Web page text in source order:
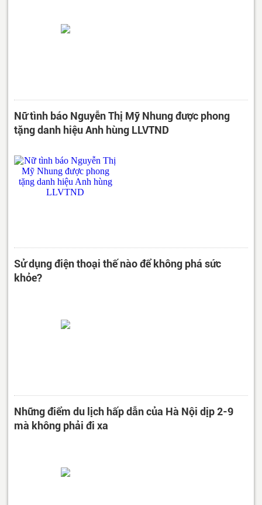
Nữ tình báo Nguyễn Thị Mỹ Nhung được phong
tặng danh hiệu Anh hùng LLVTND
Sử dụng điện thoại thế nào để không phá sức
khỏe?
Những điểm du lịch hấp dẫn của Hà Nội dịp 2-9
mà không phải đi xa